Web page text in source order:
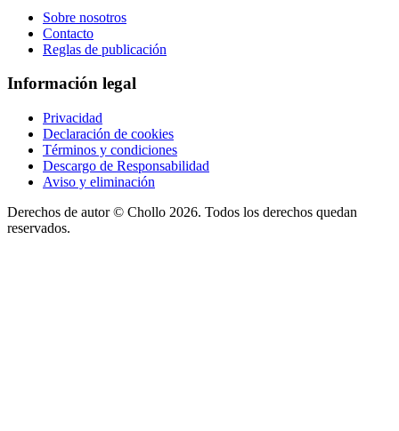
Sobre nosotros
Contacto
Reglas de publicación
Información legal
Privacidad
Declaración de cookies
Términos y condiciones
Descargo de Responsabilidad
Aviso y eliminación
Derechos de autor © Chollo 2026. Todos los derechos quedan
reservados.